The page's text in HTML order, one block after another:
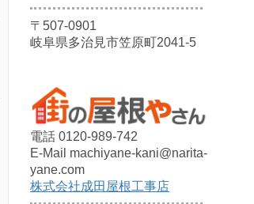
〒507-0901
岐阜県多治見市笠原町2041-5
電話 0120-989-742
E-Mail machiyane-kani@narita-
yane.com
株式会社成田屋根工事店